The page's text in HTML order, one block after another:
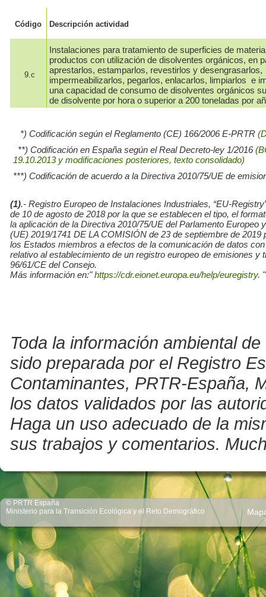
Código Descripción actividad
9.c
Instalaciones para tratamiento de superficies de
productos con utilización de disolventes orgánicos, en
aprestarlos, estamparlos, revestirlos y desengrasarlos,
impermeabilizarlos, pegarlos, enlacarlos, limpiarlos e
una capacidad de consumo de disolventes orgánicos
de disolvente por hora o superior a 200 toneladas por
*) Codificación según el Reglamento (CE) 166/2006 E-PRTR
**) Codificación en España según el Real Decreto-ley 1/2016
19.10.2013 y modificaciones posteriores, texto consolidado)
***) Codificación de acuerdo a la Directiva 2010/75/UE de
(1).- Registro Europeo de Instalaciones Industriales, “EU-
de 10 de agosto de 2018 por la que se establecen el tipo, el
la aplicación de la Directiva 2010/75/UE del Parlamento
(UE) 2019/1741 DE LA COMISIÓN de 23 de septiembre de
los Estados miembros a efectos de la comunicación de datos
relativo al establecimiento de un registro europeo de emisiones
96/61/CE del Consejo.
Más información en:"https://cdr.eionet.europa.eu/help/euregistry. "
Toda la información ambiental
sido preparada por el Registro
Contaminantes, PRTR-España,
los datos validados por las
Haga un uso adecuado de la
sus trabajos y comentarios.
© PRTR España
Ministerio para la Transición Ecológica y el Reto Demográfico